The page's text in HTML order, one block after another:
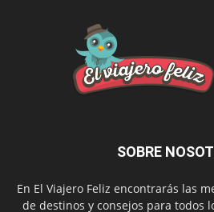
SOBRE
En El Viajero Feliz encontrarás las
de destinos y consejos para todos